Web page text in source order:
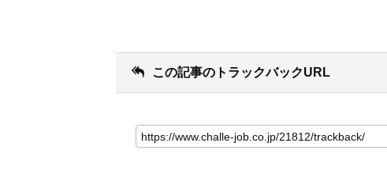
この記事のトラックバックURL
の
記